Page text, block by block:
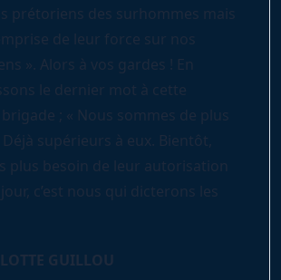
prétoriens des surhommes mais
de leur force sur nos
». Alors à vos gardes ! En
le dernier mot à cette
; « Nous sommes de plus
supérieurs à eux. Bientôt,
plus besoin de leur autorisation
c’est nous qui dicterons les
GUILLOU